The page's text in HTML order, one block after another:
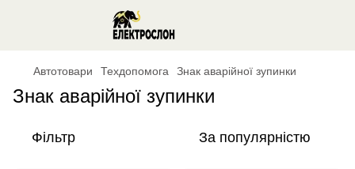
Автотовари Техдопомога Знак аварійної зупинки
Знак аварійної зупинки
Фільтр За популярністю